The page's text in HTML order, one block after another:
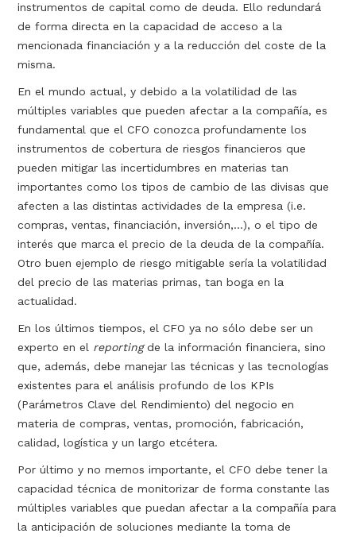
instrumentos de capital como de deuda. Ello redundará
de forma directa en la capacidad de acceso a la
mencionada financiación y a la reducción del coste de la
misma.
En el mundo actual, y debido a la volatilidad de las
múltiples variables que pueden afectar a la compañía, es
fundamental que el CFO conozca profundamente los
instrumentos de cobertura de riesgos financieros que
pueden mitigar las incertidumbres en materias tan
importantes como los tipos de cambio de las divisas que
afecten a las distintas actividades de la empresa (i.e.
compras, ventas, financiación, inversión,…), o el tipo de
interés que marca el precio de la deuda de la compañía.
Otro buen ejemplo de riesgo mitigable sería la volatilidad
del precio de las materias primas, tan boga en la
actualidad.
En los últimos tiempos, el CFO ya no sólo debe ser un
experto en el reportingde la información financiera, sino
que, además, debe manejar las técnicas y las tecnologías
existentes para el análisis profundo de los KPIs
(Parámetros Clave del Rendimiento) del negocio en
materia de compras, ventas, promoción, fabricación,
calidad, logística y un largo etcétera.
Por último y no memos importante, el CFO debe tener la
capacidad técnica de monitorizar de forma constante las
múltiples variables que puedan afectar a la compañía para
la anticipación de soluciones mediante la toma de